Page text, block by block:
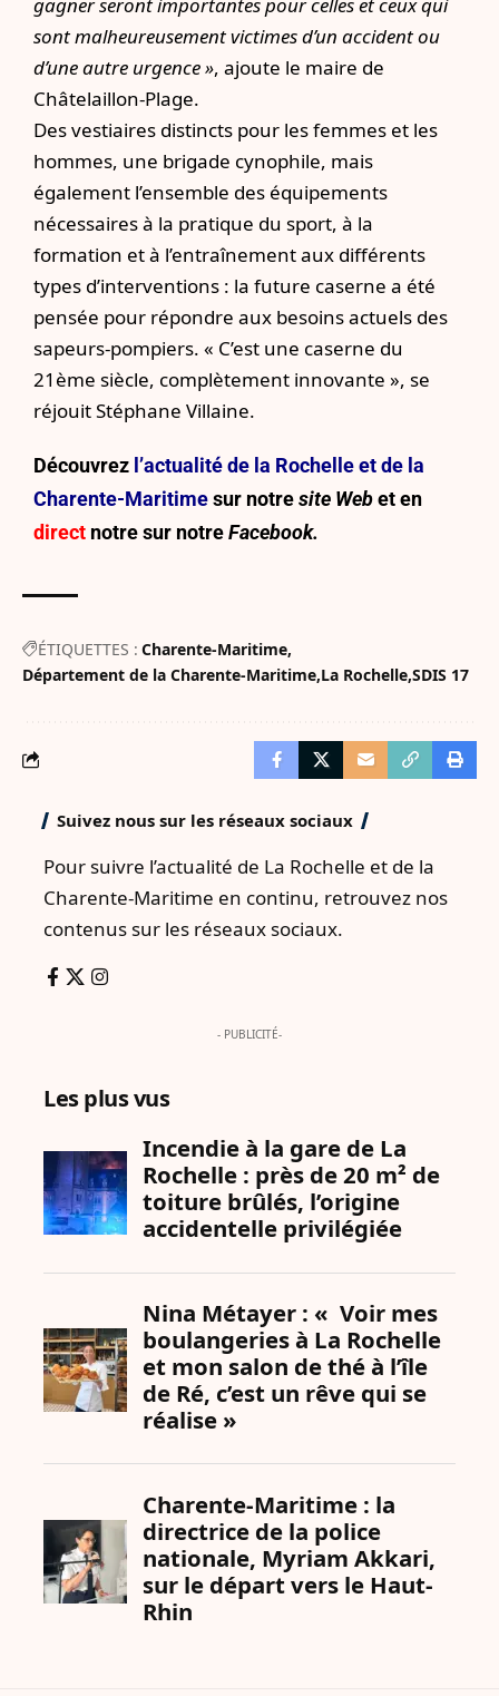
sont malheureusement victimes d’un accident ou
d’une autre urgence », ajoute le maire de
Châtelaillon-Plage.
Des vestiaires distincts pour les femmes et les
hommes, une brigade cynophile, mais
également l’ensemble des équipements
nécessaires à la pratique du sport, à la
formation et à l’entraînement aux différents
types d’interventions : la future caserne a été
pensée pour répondre aux besoins actuels des
sapeurs-pompiers. « C’est une caserne du
21ème siècle, complètement innovante », se
réjouit Stéphane Villaine.
Découvrez l’actualité de la Rochelle et de la
Charente-Maritimesur notresite Webet en
direct notre sur notreFacebook.
ÉTIQUETTES : Charente-Maritime
Département de la Charente-Maritime La Rochelle SDIS 17
Suivez nous sur les réseaux sociaux
Pour suivre l’actualité de La Rochelle et de la
Charente-Maritime en continu, retrouvez nos
contenus sur les réseaux sociaux.
- PUBLICITÉ-
Les plus vus